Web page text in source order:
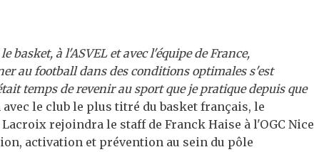
basket, à l'ASVEL et avec l'équipe de France,
au football dans des conditions optimales s'est
temps de revenir au sport que je pratique depuis que
avec le club le plus titré du basket français, le
rejoindra le staff de Franck Haise à l'OGC Nice
activation et prévention au sein du pôle